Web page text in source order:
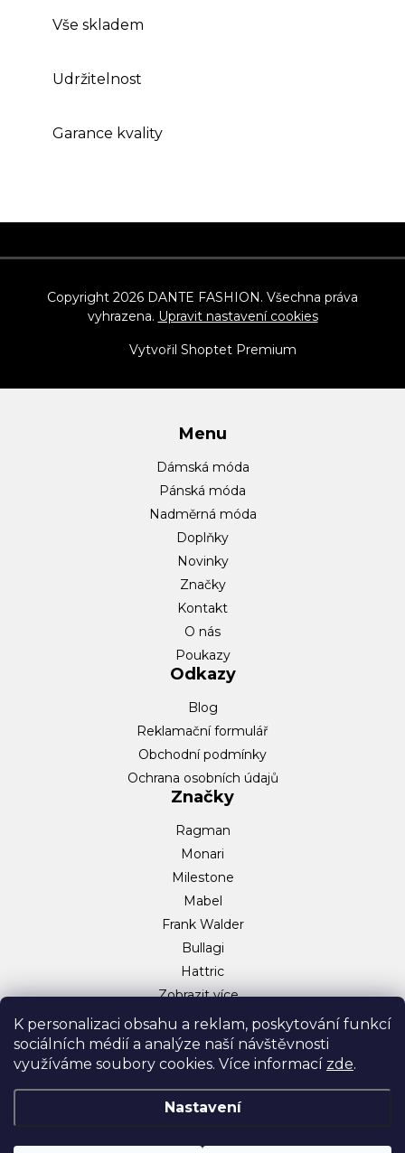
K personalizaci obsahu a reklam, poskytování funkcí
sociálních médií a analýze naší návštěvnosti
využíváme soubory cookies. Více informací zde.
Nastavení
Vše skladem
Udržitelnost
Garance kvality
á
í
Vytvořil Shoptet Premium
Copyright 2026 DANTE FASHION. Všechna práva
vyhrazena. Upravit nastavení cookies
Menu
Dámská móda
Pánská móda
Nadměrná móda
Doplňky
Novinky
Značky
Kontakt
O nás
Poukazy
Odkazy
Blog
Reklamační formulář
Obchodní podmínky
Ochrana osobních údajů
Značky
Ragman
Monari
Milestone
Mabel
Frank Walder
Bullagi
Hattric
Zobrazit více…
Sociální sítě
Facebook
Instagram
TikTok